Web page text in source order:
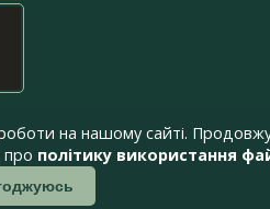
на нашому сайті.
про політику використання